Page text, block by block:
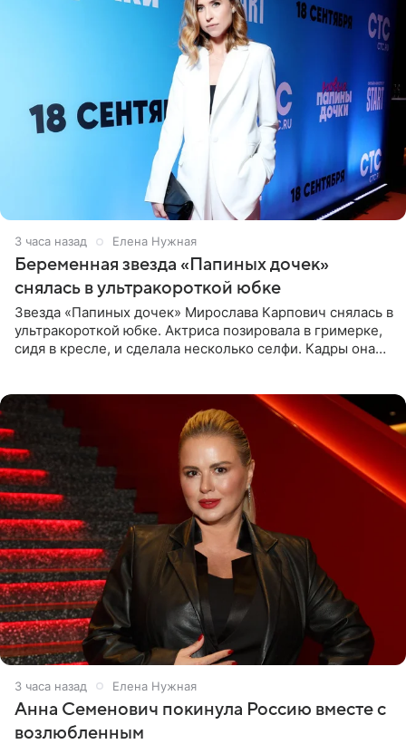
3 часа назад Елена Нужная
Беременная звезда «Папиных дочек»
снялась в ультракороткой юбке
Звезда «Папиных дочек» Мирослава Карпович снялась в
ультракороткой юбке. Актриса позировала в гримерке,
сидя в кресле, и сделала несколько селфи. Кадры она
3 часа назад Елена Нужная
Анна Семенович покинула Россию вместе с
возлюбленным